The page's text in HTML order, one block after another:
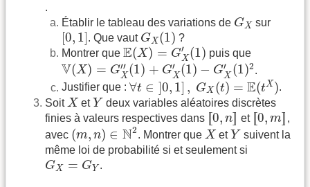
.
Établir le tableau des variations de GX
G sur
[0, 1]
[0,1]. Que vaut GX (1)
GX(1) ?
Montrer que E(X) = G′
X (1)
E(X)=GX′(1 ) puis que
V(X) = G′′
X (1) + G′
X(1) − G′
X (1)2
V(X)= X″(1)+GX ′(1 −G X ′ 1)
.
Justifier que : ∀t ∈ ]0, 1] , GX (t) = E(tX )
∀t∈ ] 0, 1],G X( =E t X)
.
Soit X
X et Y
Y deux variables aléatoires discrètes
finies à valeurs respectives dans [[0, n]]
[[0,n]]et [[0, m]]
[[0,m] ,
avec (m, n) ∈ N2
(m,n)∈N2
. Montrer que X
X et Y
Y suivent la
même loi de probabilité si et seulement si
GX = GY
GX=GY .